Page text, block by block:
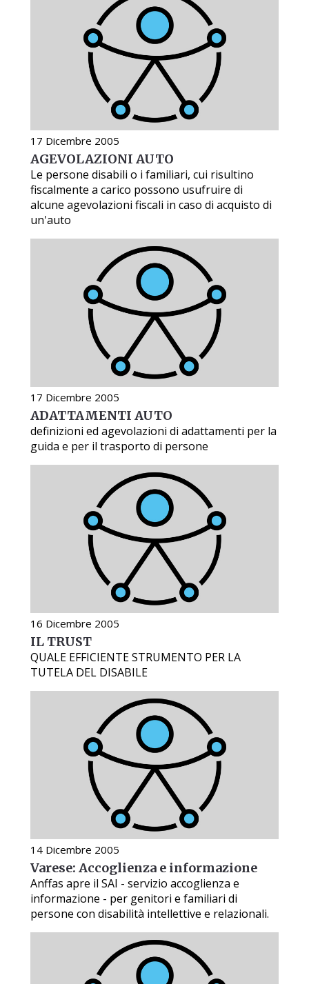
17 Dicembre 2005
AGEVOLAZIONI AUTO
Le persone disabili o i familiari, cui risultino
fiscalmente a carico possono usufruire di
alcune agevolazioni fiscali in caso di acquisto di
un'auto
17 Dicembre 2005
ADATTAMENTI AUTO
definizioni ed agevolazioni di adattamenti per la
guida e per il trasporto di persone
16 Dicembre 2005
IL TRUST
QUALE EFFICIENTE STRUMENTO PER LA
TUTELA DEL DISABILE
14 Dicembre 2005
Varese: Accoglienza e informazione
Anffas apre il SAI - servizio accoglienza e
informazione - per genitori e familiari di
persone con disabilità intellettive e relazionali.